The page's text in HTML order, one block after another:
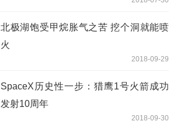
北极湖饱受甲烷胀气之苦 挖个洞就能喷
火
2018-09-29
SpaceX历史性一步：猎鹰1号火箭成功
发射10周年
2018-09-30